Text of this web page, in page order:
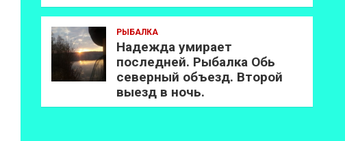
РЫБАЛКА
Надежда умирает
последней. Рыбалка Обь
северный объезд. Второй
выезд в ночь.